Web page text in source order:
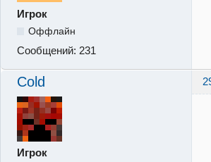
Игрок
Оффлайн
Сообщений: 231
Cold
Игрок